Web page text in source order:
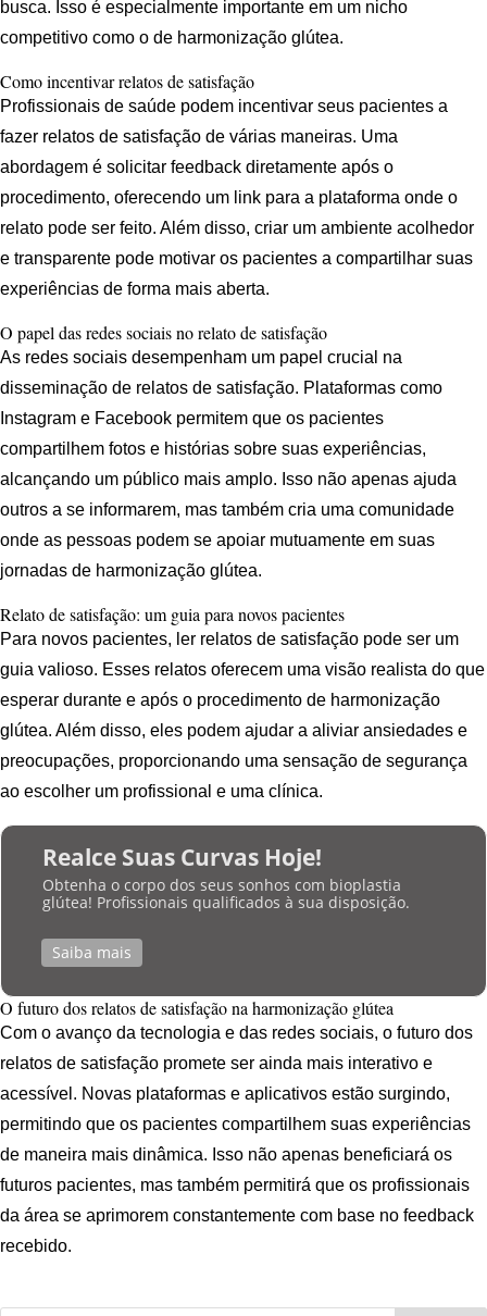
busca. Isso é especialmente importante em um nicho
competitivo como o de harmonização glútea.
Como incentivar relatos de satisfação
Profissionais de saúde podem incentivar seus pacientes a
fazer relatos de satisfação de várias maneiras. Uma
abordagem é solicitar feedback diretamente após o
procedimento, oferecendo um link para a plataforma onde o
relato pode ser feito. Além disso, criar um ambiente acolhedor
e transparente pode motivar os pacientes a compartilhar suas
experiências de forma mais aberta.
O papel das redes sociais no relato de satisfação
As redes sociais desempenham um papel crucial na
disseminação de relatos de satisfação. Plataformas como
Instagram e Facebook permitem que os pacientes
compartilhem fotos e histórias sobre suas experiências,
alcançando um público mais amplo. Isso não apenas ajuda
outros a se informarem, mas também cria uma comunidade
onde as pessoas podem se apoiar mutuamente em suas
jornadas de harmonização glútea.
Relato de satisfação: um guia para novos pacientes
Para novos pacientes, ler relatos de satisfação pode ser um
guia valioso. Esses relatos oferecem uma visão realista do que
esperar durante e após o procedimento de harmonização
glútea. Além disso, eles podem ajudar a aliviar ansiedades e
preocupações, proporcionando uma sensação de segurança
ao escolher um profissional e uma clínica.
Realce Suas Curvas Hoje!
Obtenha o corpo dos seus sonhos com bioplastia
glútea! Profissionais qualificados à sua disposição.
Saiba mais
O futuro dos relatos de satisfação na harmonização glútea
Com o avanço da tecnologia e das redes sociais, o futuro dos
relatos de satisfação promete ser ainda mais interativo e
acessível. Novas plataformas e aplicativos estão surgindo,
permitindo que os pacientes compartilhem suas experiências
de maneira mais dinâmica. Isso não apenas beneficiará os
futuros pacientes, mas também permitirá que os profissionais
da área se aprimorem constantemente com base no feedback
recebido.